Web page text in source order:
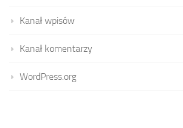
Kanał wpisów
Kanał komentarzy
WordPress.org